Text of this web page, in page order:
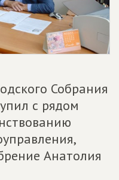
Собрания
с рядом
Анатолия